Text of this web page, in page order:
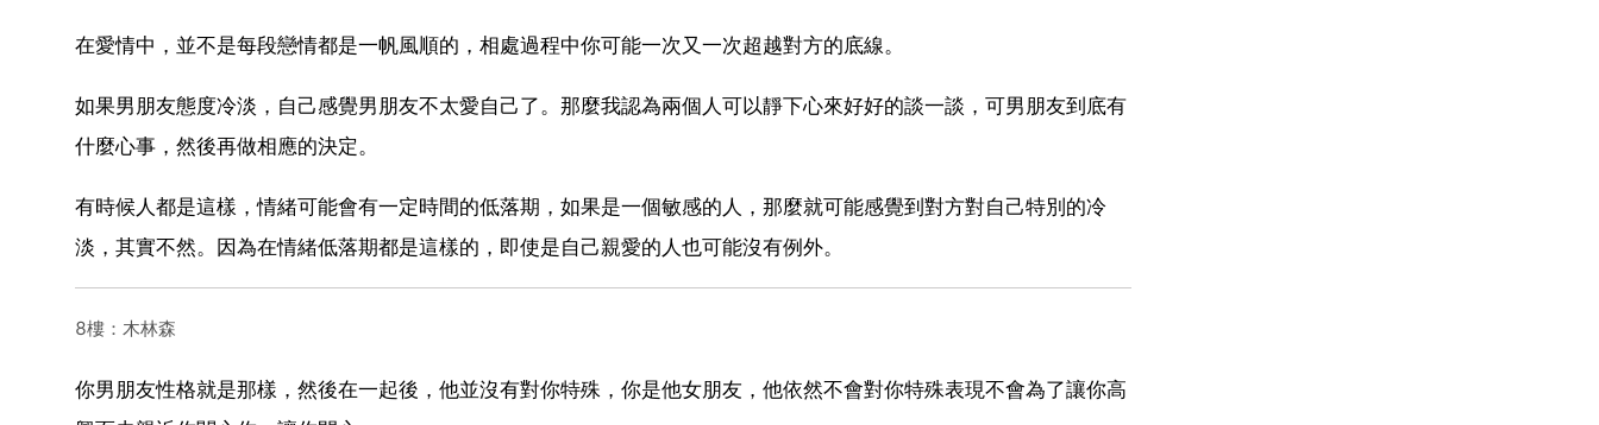
在愛情中，並不是每段戀情都是一帆風順的，相處過程中你可能一次又一次超越對方的底線。
如果男朋友態度冷淡，自己感覺男朋友不太愛自己了。那麼我認為兩個人可以靜下心來好好的談一談，可男朋友到底有
什麼心事，然後再做相應的決定。
有時候人都是這樣，情緒可能會有一定時間的低落期，如果是一個敏感的人，那麼就可能感覺到對方對自己特別的冷
淡，其實不然。因為在情緒低落期都是這樣的，即使是自己親愛的人也可能沒有例外。
8樓：木林森
你男朋友性格就是那樣，然後在一起後，他並沒有對你特殊，你是他女朋友，他依然不會對你特殊表現不會為了讓你高